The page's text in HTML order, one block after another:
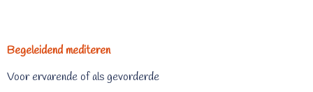
Begeleidend mediteren
Voor ervarende of als gevorderde